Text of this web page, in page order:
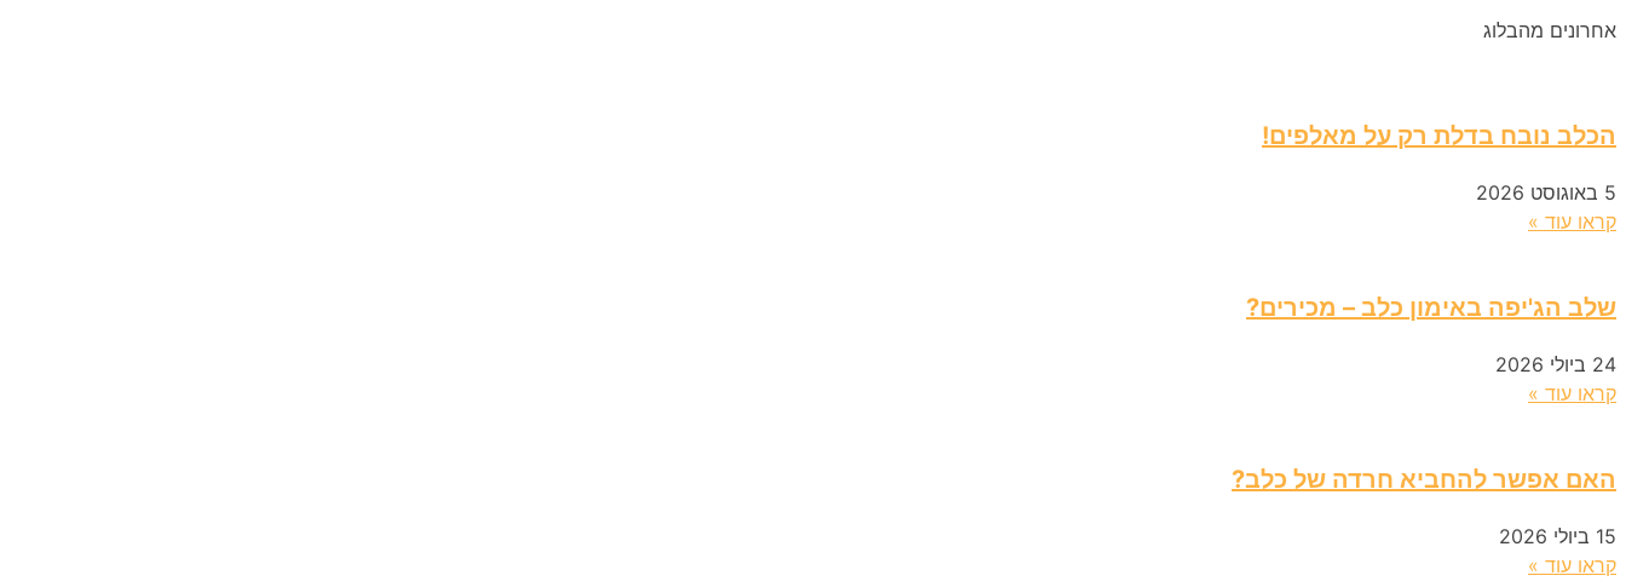
אחרונים מהבלוג
הכלב נובח בדלת רק על מאלפים!
5 באוגוסט 2026
קראו עוד »
שלב הג'יפה באימון כלב – מכירים?
24 ביולי 2026
קראו עוד »
האם אפשר להחביא חרדה של כלב?
15 ביולי 2026
קראו עוד »